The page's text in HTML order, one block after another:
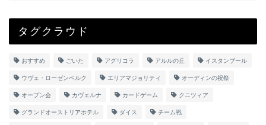
タグクラウド
おすすめ ごいた アグリコラ アルルの丘 イスタンブール
ウヴェ・ローゼンベルク エリアマジョリティ オーディンの祝祭
オープン会 カヴェルナ カードゲーム クニツィア
グランドオーストリアホテル ダイス チーム戦